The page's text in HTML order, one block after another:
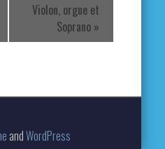
Violon, orgue et
Soprano »
andWordPress